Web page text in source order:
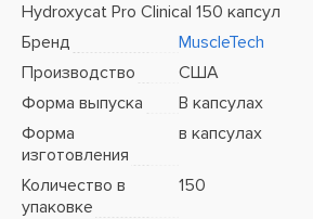
Hydroxycat Pro Clinical 150 капсул
Бренд
MuscleTech
Производство
США
Форма выпуска
В капсулах
Форма
изготовления
в капсулах
Количество в
упаковке
150